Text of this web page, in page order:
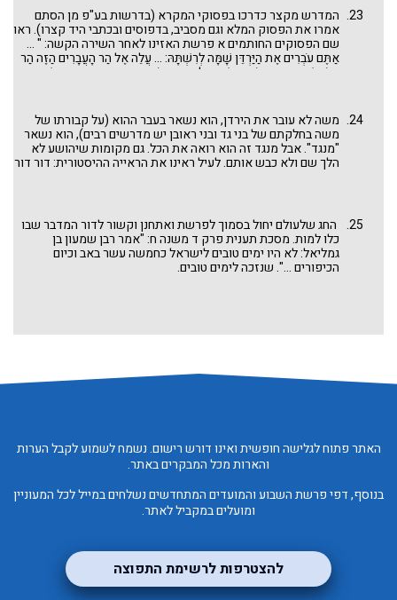
משה שבסוף התורה נכתב עליו: "וַיָּמָת שָׁם מֹשֶׁה עֶבֶד־ה' בְּאֶרֶץ מוֹאָב
עַל־פִּי ה' " (דברים לד ה). בתחילת הפרשה האחרונה בתורה מכונה
משה "איש האלהים" - ראו דברינומשה איש האלהיםבפרשת וזאת
הברכה - תואר שמשה מעולם לא ביקש ואף ברח ממנו, ובסופה הוא
זוכה לתואר הגדול מכולם: "עבד ה' ".
המדרש מקצר כדרכו בפסוקי המקרא (בדרשות בע"פ מן הסתם
אמרו את הפסוק המלא וגם מסביב, בדפוסים ובכתבי היד קצרו). ראו
שם הפסוקים החותמים א פרשת האזינו לאחר השירה הקשה: " ...
אַתֶּם עֹבְרִים אֶת הַיַּרְדֵּן שָׁמָּה לְרִשְׁתָּהּ: ... עֲלֵה אֶל הַר הָעֲבָרִים הַזֶּה הַר
נְבוֹ אֲשֶׁר בְּאֶרֶץ מוֹאָב אֲשֶׁר עַל פְּנֵי יְרֵחוֹ וּרְאֵה אֶת אֶרֶץ כְּנַעַן אֲשֶׁר אֲנִי
בְּמֵי מְרִיבַת קָדֵשׁ ... עַל אֲשֶׁר לֹא קִדַּשְׁתֶּם אוֹתִי בְּתוֹךְ בְּנֵי יִשְׂרָאֵל: כִּי
מִנֶּגֶד תִּרְאֶה אֶת הָאָרֶץ וְשָׁמָּה לֹא תָבוֹא אֶל הָאָרֶץ אֲשֶׁר אֲנִי נֹתֵן לִבְנֵי
יִשְׂרָאֵל".
משה לא עובר את הירדן, הוא נשאר בעבר ההוא (על קבורתו של
משה בחלקתם של בני גד ובני ראובן יש מדרשים רבים), הוא נשאר
"מנגד". אבל מנגד זה הוא רואה את הכל. גם מקומות שיהושע לא
הלך שם ולא כבש אותם. לעיל ראינו את הראייה ההיסטורית: דור דור
משה בפרשת לך לך. האם ראה משה שיהושע לא השלים את כיבוש
הארץ, את תקופת השופטים ההפכפכה? את העמים שבני ישראל
לא הורישו ולחצו אותם כל העת? מה חשב? שאילו הוא היה נכנס
לארץ היו פני הדברים אחרת?
החג שלעולם יחול בסמוך לפרשת ואתחנן וקשור לדור המדבר שבו
כלו למות. מסכת תענית פרק ד משנה ח: "אמר רבן שמעון בן
גמליאל: לא היו ימים טובים לישראל כחמשה עשר באב וכיום
הכיפורים ...". שנזכה לימים טובים.
האתר פתוח לגלישה חופשית ואינו דורש רישום. נשמח לשמוע לקבל הערות
והארות מכל המבקרים באתר.
בנוסף, דפי פרשת השבוע והמועדים המתחדשים נשלחים במייל לכל המעוניין
ומועלים במקביל לאתר.
להצטרפות לרשימת התפוצה